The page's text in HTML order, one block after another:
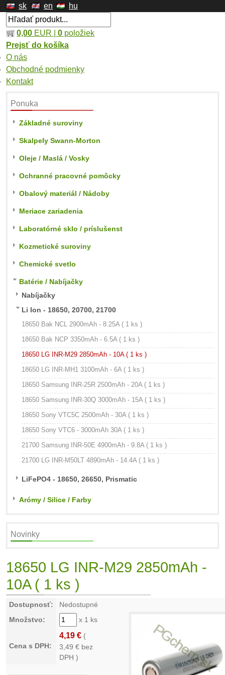
sk en hu
0,00 EUR | 0 položiek
Prejsť do košíka
O nás
Obchodné podmienky
Kontakt
Ponuka
Základné suroviny
Skalpely Swann-Morton
Oleje / Maslá / Vosky
Ochranné pracovné pomôcky
Obalový materiál / Nádoby
Meriace zariadenia
Laboratórné sklo / príslušenst
Kozmetické suroviny
Chemické svetlo
Batérie / Nabíjačky
Nabíjačky
Li Ion - 18650, 20700, 21700
18650 Bak NCL 2900mAh - 8.25A ( 1 ks )
18650 Bak NCP 3350mAh - 6.5A ( 1 ks )
18650 LG INR-M29 2850mAh - 10A ( 1 ks )
18650 LG INR-MH1 3100mAh - 6A ( 1 ks )
18650 Samsung INR-25R 2500mAh - 20A ( 1 ks )
18650 Samsung INR-30Q 3000mAh - 15A ( 1 ks )
18650 Sony VTC5C 2500mAh - 30A ( 1 ks )
18650 Sony VTC6 - 3000mAh 30A ( 1 ks )
21700 Samsung INR-50E 4900mAh - 9.8A ( 1 ks )
21700 LG INR-M50LT 4890mAh - 14.4A ( 1 ks )
LiFePO4 - 18650, 26650, Prismatic
Arómy / Silice / Farby
Novinky
18650 LG INR-M29 2850mAh -
10A ( 1 ks )
Dostupnosť:
Nedostupné
Množstvo:
x 1 ks
Cena s DPH:
4,19 € (
3,49 € bez
DPH )